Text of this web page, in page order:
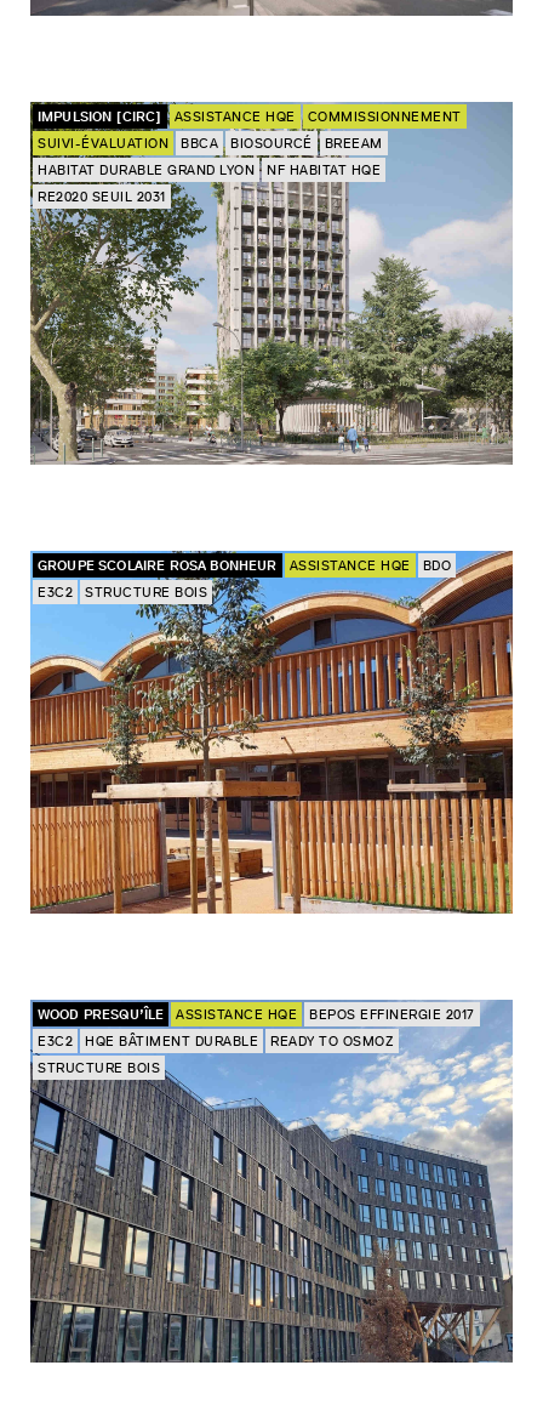
IMPULSION [CIRC] ASSISTANCE HQE
COMMISSIONNEMENT
SUIVI-ÉVALUATION
BBCA BIOSOURCÉ
BREEAM
HABITAT DURABLE GRAND LYON
NF HABITAT HQE
RE2020 SEUIL 2031
GROUPE SCOLAIRE ROSA BONHEUR ASSISTANCE HQE
BDO
E3C2
STRUCTURE BOIS
WOOD PRESQU’ÎLE ASSISTANCE HQE
BEPOS EFFINERGIE 2017
E3C2
HQE BÂTIMENT DURABLE
READY TO OSMOZ
STRUCTURE BOIS